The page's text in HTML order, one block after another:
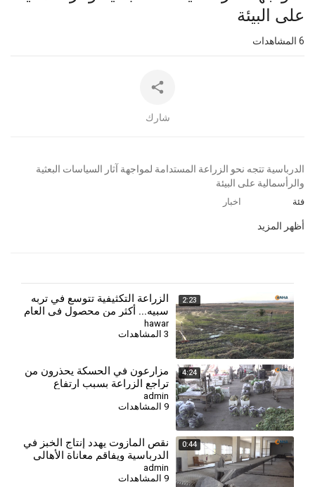
على البيئة
المشاهدات
شارك
⁣الدرباسية تتجه نحو الزراعة المستدامة لمواجهة آثار السياسات البعثية
والرأسمالية على البيئة
فئة اخبار
أظهر المزيد
2:23
الزراعة التكثيفية تتوسع في تربه
سبيه... أكثر من محصول في العام
الواحد
hawar
3 المشاهدات
4:24
⁣مزارعون في الحسكة يحذرون من
تراجع الزراعة بسبب ارتفاع
التكاليف وأزمة العملة
admin
9 المشاهدات
0:44
نقص المازوت يهدد إنتاج الخبز في
الدرباسية ويفاقم معاناة الأهالي
admin
9 المشاهدات